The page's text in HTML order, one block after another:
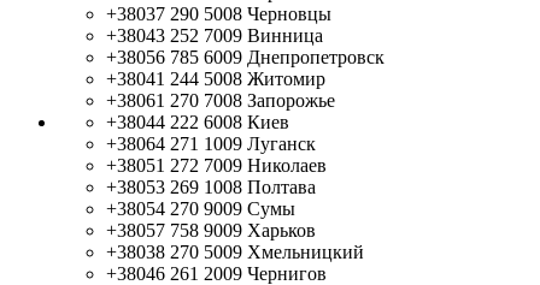
+38037 290 5008 Черновцы
+38043 252 7009 Винница
+38056 785 6009 Днепропетровск
+38041 244 5008 Житомир
+38061 270 7008 Запорожье
+38044 222 6008 Киев
+38064 271 1009 Луганск
+38051 272 7009 Николаев
+38053 269 1008 Полтава
+38054 270 9009 Сумы
+38057 758 9009 Харьков
+38038 270 5009 Хмельницкий
+38046 261 2009 Чернигов